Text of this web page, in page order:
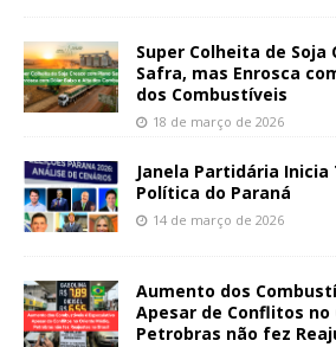
Super Colheita de Soja
Safra, mas Enrosca
dos Combustíveis
18 de março de 2026
Janela Partidária
Política do Paraná
14 de março de 2026
Aumento dos
Apesar de Conflitos
Petrobras não fez